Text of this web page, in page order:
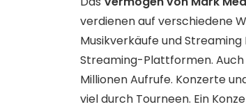
verdienen auf verschiedene
Musikverkäufe und
Streaming-Plattformen. Auch
Millionen Aufrufe. Konzerte
viel durch Tourneen. Ein